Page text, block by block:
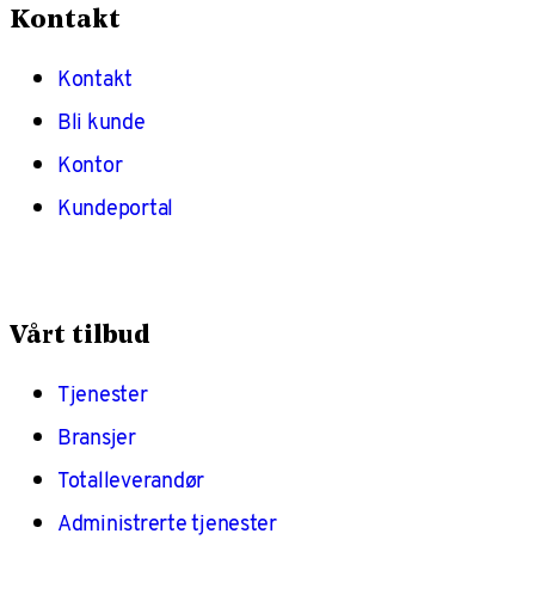
Kontakt
Kontakt
Bli kunde
Kontor
Kundeportal
Vårt tilbud
Tjenester
Bransjer
Totalleverandør
Administrerte tjenester